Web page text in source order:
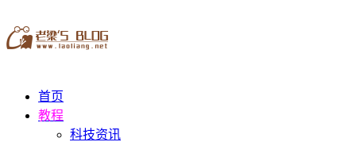
首页
教程
科技资讯